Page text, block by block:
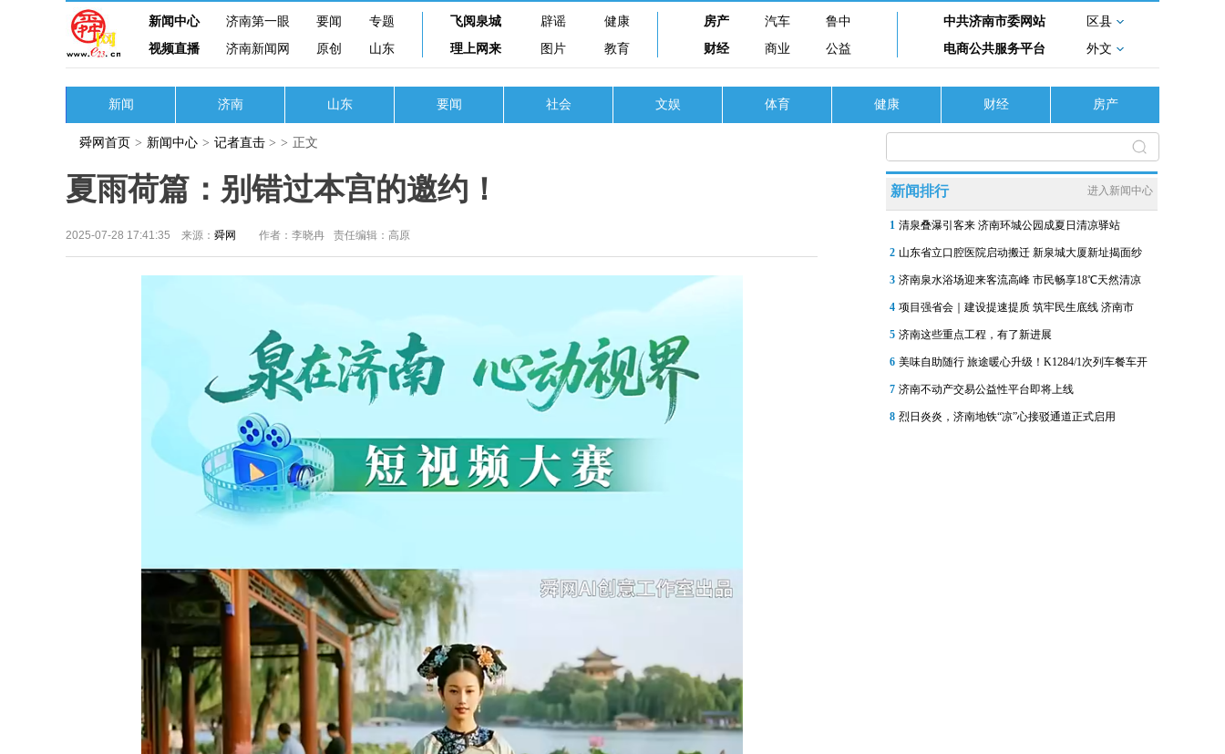
新闻中心 济南第一眼 要闻
专题
视频直播
济南新闻网 原创 山东
飞阅泉城 辟谣
健康
理上网来
图片 教育
房产 汽车
鲁中
财经
商业 公益
中共济南市委网站
区县
电商公共服务平台
外文
新闻 济南 山东 要闻 社会 文娱 体育 健康 财经 房产
舜网首页 > 新闻中心 > 记者直击 > > 正文
夏雨荷篇：别错过本宫的邀约！
2025-07-28 17:41:35 来源： 舜网 作者：李晓冉 责任编辑：高原
新闻排行 进入新闻中心
1 清泉叠瀑引客来 济南环城公园成夏日清凉驿站
2 山东省立口腔医院启动搬迁 新泉城大厦新址揭面纱
3 济南泉水浴场迎来客流高峰 市民畅享18℃天然清凉
4 项目强省会｜建设提速提质 筑牢民生底线 济南市
5 济南这些重点工程，有了新进展
6 美味自助随行 旅途暖心升级！K1284/1次列车餐车开
7 济南不动产交易公益性平台即将上线
8 烈日炎炎，济南地铁“凉”心接驳通道正式启用